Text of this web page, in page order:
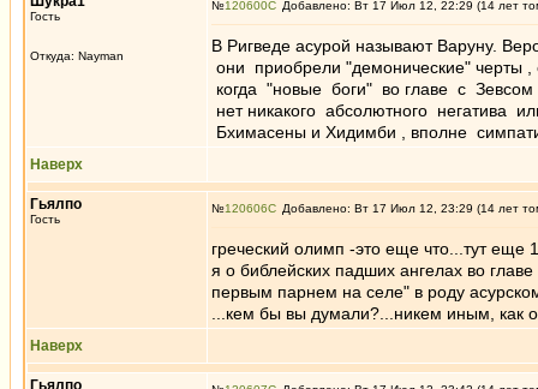
Гость
Откуда: Nayman
№120600 Добавлено: Вт 17 Июл 12, 22:29 (14 лет
В Ригведе асурой называют Варуну.
они приобрели "демонические" черты
когда "новые боги" во главе с Зевсом
нет никакого абсолютного негатива
Бхимасены и Хидимби , вполне
Наверх
Гьялпо
Гость
№120606 Добавлено: Вт 17 Июл 12, 23:29 (14 лет
греческий олимп -это еще что...тут еще
я о библейских падших ангелах во
первым парнем на селе" в роду
...кем бы вы думали?...никем иным,
Наверх
Гьялпо